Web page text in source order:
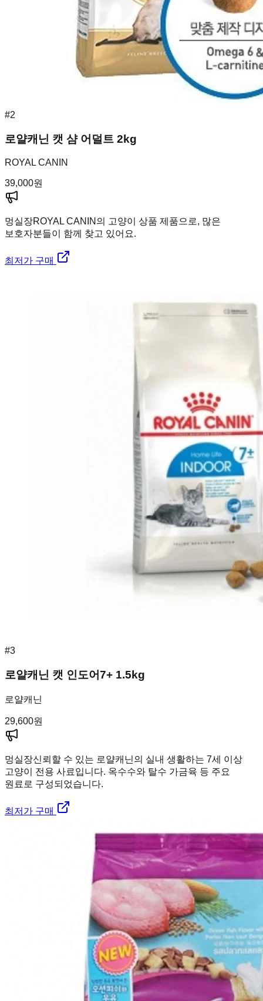
#2
로얄캐닌 캣 샴 어덜트 2kg
ROYAL CANIN
39,000원
멍실장ROYAL CANIN의 고양이 상품 제품으로, 많은
보호자분들이 함께 찾고 있어요.
최저가 구매
#3
로얄캐닌 캣 인도어7+ 1.5kg
로얄캐닌
29,600원
멍실장신뢰할 수 있는 로얄캐닌의 실내 생활하는 7세 이상
고양이 전용 사료입니다. 옥수수와 탈수 가금육 등 주요
원료로 구성되었습니다.
최저가 구매